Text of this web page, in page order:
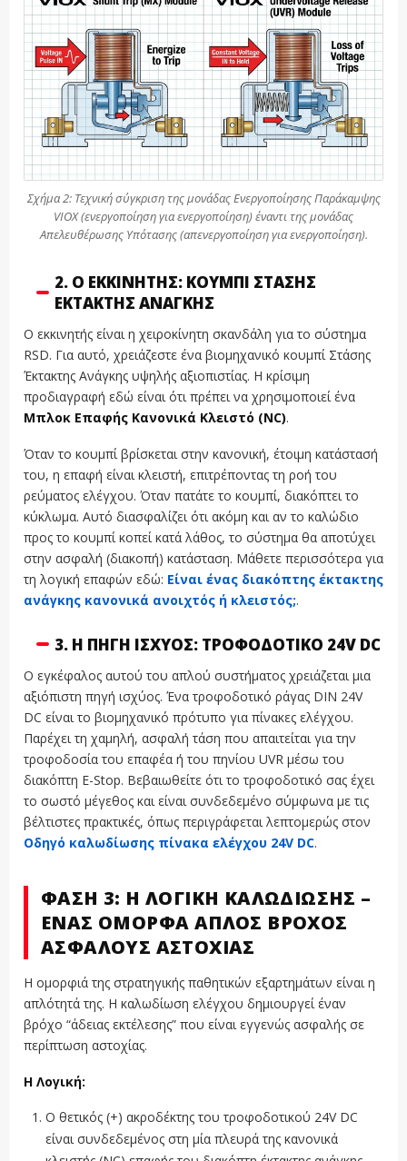
Σχήμα 2: Τεχνική σύγκριση της μονάδας Ενεργοποίησης Παράκαμψης
VIOX (ενεργοποίηση για ενεργοποίηση) έναντι της μονάδας
Απελευθέρωσης Υπότασης (απενεργοποίηση για ενεργοποίηση).
2. Ο ΕΚΚΙΝΗΤΉΣ: ΚΟΥΜΠΊ ΣΤΆΣΗΣ
ΈΚΤΑΚΤΗΣ ΑΝΆΓΚΗΣ
Ο εκκινητής είναι η χειροκίνητη σκανδάλη για το σύστημα
RSD. Για αυτό, χρειάζεστε ένα βιομηχανικό κουμπί Στάσης
Έκτακτης Ανάγκης υψηλής αξιοπιστίας. Η κρίσιμη
προδιαγραφή εδώ είναι ότι πρέπει να χρησιμοποιεί ένα
Μπλοκ Επαφής Κανονικά Κλειστό (NC).
Όταν το κουμπί βρίσκεται στην κανονική, έτοιμη κατάστασή
του, η επαφή είναι κλειστή, επιτρέποντας τη ροή του
ρεύματος ελέγχου. Όταν πατάτε το κουμπί, διακόπτει το
κύκλωμα. Αυτό διασφαλίζει ότι ακόμη και αν το καλώδιο
προς το κουμπί κοπεί κατά λάθος, το σύστημα θα αποτύχει
στην ασφαλή (διακοπή) κατάσταση. Μάθετε περισσότερα για
τη λογική επαφών εδώ: Είναι ένας διακόπτης έκτακτης
ανάγκης κανονικά ανοιχτός ή κλειστός;.
3. Η ΠΗΓΉ ΙΣΧΎΟΣ: ΤΡΟΦΟΔΟΤΙΚΌ 24V DC
Ο εγκέφαλος αυτού του απλού συστήματος χρειάζεται μια
αξιόπιστη πηγή ισχύος. Ένα τροφοδοτικό ράγας DIN 24V
DC είναι το βιομηχανικό πρότυπο για πίνακες ελέγχου.
Παρέχει τη χαμηλή, ασφαλή τάση που απαιτείται για την
τροφοδοσία του επαφέα ή του πηνίου UVR μέσω του
διακόπτη E-Stop. Βεβαιωθείτε ότι το τροφοδοτικό σας έχει
το σωστό μέγεθος και είναι συνδεδεμένο σύμφωνα με τις
βέλτιστες πρακτικές, όπως περιγράφεται λεπτομερώς στον
Οδηγό καλωδίωσης πίνακα ελέγχου 24V DC.
ΦΆΣΗ 3: Η ΛΟΓΙΚΉ ΚΑΛΩΔΊΩΣΗΣ –
ΈΝΑΣ ΌΜΟΡΦΑ ΑΠΛΌΣ ΒΡΌΧΟΣ
ΑΣΦΑΛΟΎΣ ΑΣΤΟΧΊΑΣ
Η ομορφιά της στρατηγικής παθητικών εξαρτημάτων είναι η
απλότητά της. Η καλωδίωση ελέγχου δημιουργεί έναν
βρόχο “άδειας εκτέλεσης” που είναι εγγενώς ασφαλής σε
περίπτωση αστοχίας.
Η Λογική:
Ο θετικός (+) ακροδέκτης του τροφοδοτικού 24V DC
είναι συνδεδεμένος στη μία πλευρά της κανονικά